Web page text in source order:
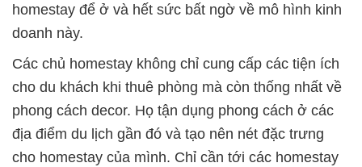
homestay để ở và hết sức bất ngờ về mô hình kinh
doanh này.
Các chủ homestay không chỉ cung cấp các tiện ích
cho du khách khi thuê phòng mà còn thống nhất về
phong cách decor. Họ tận dụng phong cách ở các
địa điểm du lịch gần đó và tạo nên nét đặc trưng
cho homestay của mình. Chỉ cần tới các homestay